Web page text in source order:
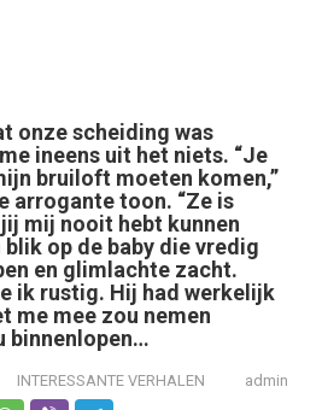
onze scheiding was
ineens uit het niets. “Je
bruiloft moeten komen,”
arrogante toon. “Ze is
mij nooit hebt kunnen
blik op de baby die vredig
en glimlachte zacht.
ik rustig. Hij had werkelijk
me mee zou nemen
binnenlopen…
INTERESSANTE VERHALEN admin